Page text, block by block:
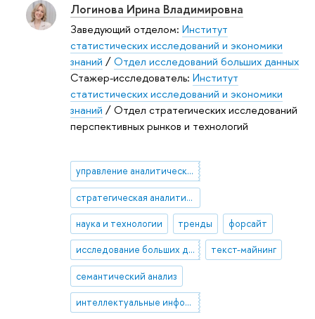
Логинова Ирина Владимировна
Заведующий отделом: Институт
статистических исследований и экономики
знаний /Отдел исследований больших данных
Стажер-исследователь: Институт
статистических исследований и экономики
знаний / Отдел стратегических исследований
перспективных рынков и технологий
управление аналитическими проектами
стратегическая аналитика
наука и технологии тренды форсайт
исследование больших данных текст-майнинг
семантический анализ
интеллектуальные информационные системы